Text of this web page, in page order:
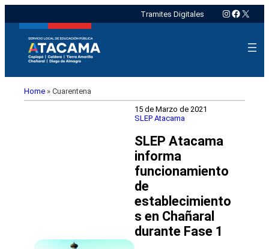
Tramites Digitales Instagram
X
Home » Cuarentena
15 de Marzo de 2021
SLEP Atacama
SLEP Atacama
informa
funcionamiento
de
establecimiento
s en Chañaral
durante Fase 1